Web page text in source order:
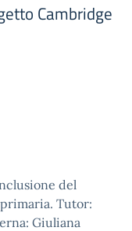
Cambridge
del
Tutor:
Giuliana